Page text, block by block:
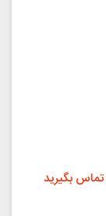
بگیرید